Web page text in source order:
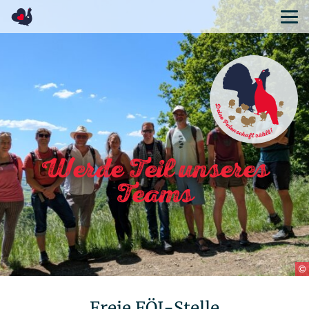
Maßnahmenplan
Konfliktpotenzial
Häufig gestellte Fragen
Auerhuhn Glossar
Unsere Ziele
Unsere Aufgaben
Das Team
Mitglieder
Freund*innen
Kontakt
Satzung
Werde Teil unseres
Teams